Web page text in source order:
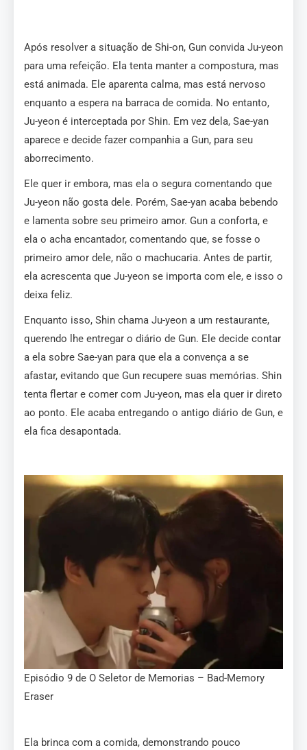
Após resolver a situação de Shi-on, Gun convida Ju-yeon
para uma refeição. Ela tenta manter a compostura, mas
está animada. Ele aparenta calma, mas está nervoso
enquanto a espera na barraca de comida. No entanto,
Ju-yeon é interceptada por Shin. Em vez dela, Sae-yan
aparece e decide fazer companhia a Gun, para seu
aborrecimento.
Ele quer ir embora, mas ela o segura comentando que
Ju-yeon não gosta dele. Porém, Sae-yan acaba bebendo
e lamenta sobre seu primeiro amor. Gun a conforta, e
ela o acha encantador, comentando que, se fosse o
primeiro amor dele, não o machucaria. Antes de partir,
ela acrescenta que Ju-yeon se importa com ele, e isso o
deixa feliz.
Enquanto isso, Shin chama Ju-yeon a um restaurante,
querendo lhe entregar o diário de Gun. Ele decide contar
a ela sobre Sae-yan para que ela a convença a se
afastar, evitando que Gun recupere suas memórias. Shin
tenta flertar e comer com Ju-yeon, mas ela quer ir direto
ao ponto. Ele acaba entregando o antigo diário de Gun, e
ela fica desapontada.
Episódio 9 de O Seletor de Memorias – Bad-Memory
Eraser
Ela brinca com a comida, demonstrando pouco